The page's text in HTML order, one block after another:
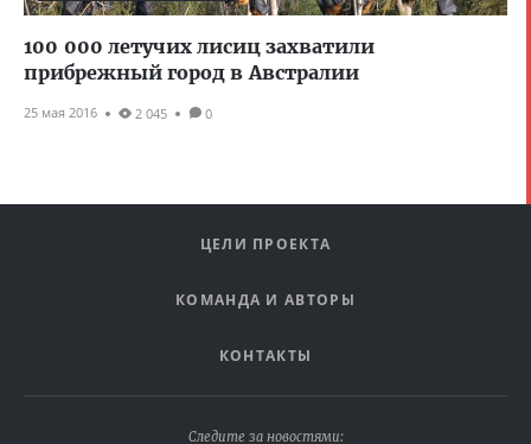
100 000 летучих лисиц захватили
прибрежный город в Австралии
25 мая 2016 2 045 0
ЦЕЛИ ПРОЕКТА
КОМАНДА И АВТОРЫ
КОНТАКТЫ
Следите за новостями: